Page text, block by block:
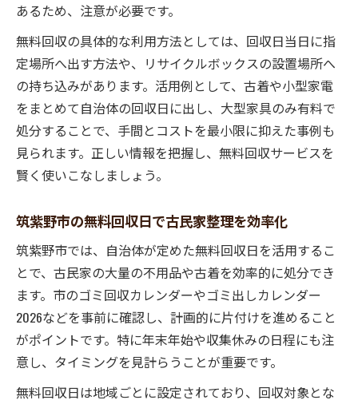
あるため、注意が必要です。
無料回収の具体的な利用方法としては、回収日当日に指
定場所へ出す方法や、リサイクルボックスの設置場所へ
の持ち込みがあります。活用例として、古着や小型家電
をまとめて自治体の回収日に出し、大型家具のみ有料で
処分することで、手間とコストを最小限に抑えた事例も
見られます。正しい情報を把握し、無料回収サービスを
賢く使いこなしましょう。
筑紫野市の無料回収日で古民家整理を効率化
筑紫野市では、自治体が定めた無料回収日を活用するこ
とで、古民家の大量の不用品や古着を効率的に処分でき
ます。市のゴミ回収カレンダーやゴミ出しカレンダー
2026などを事前に確認し、計画的に片付けを進めること
がポイントです。特に年末年始や収集休みの日程にも注
意し、タイミングを見計らうことが重要です。
無料回収日は地域ごとに設定されており、回収対象とな